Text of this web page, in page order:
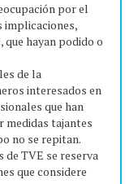
por el
implicaciones,
hayan podido o
de la
interesados en
que han
medidas tajantes
no se repitan.
TVE se reserva
que considere